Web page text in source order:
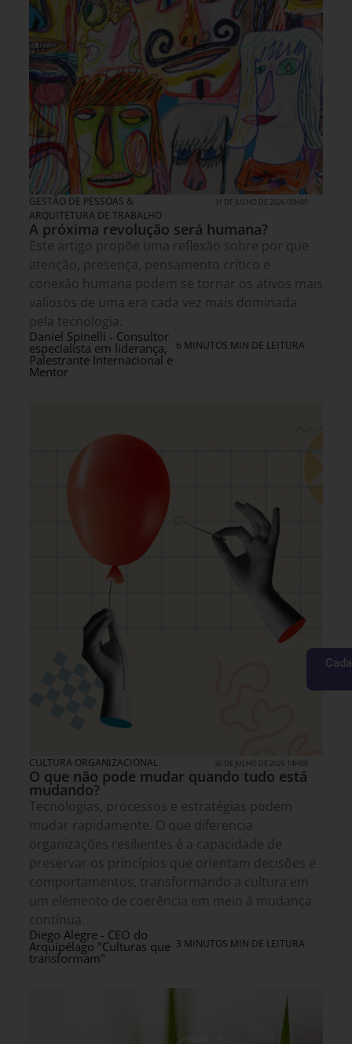
GESTÃO DE PESSOAS &
ARQUITETURA DE TRABALHO
31 DE JULHO DE 2026 08H00
A próxima revolução será humana?
Este artigo propõe uma reflexão sobre por que
atenção, presença, pensamento crítico e
conexão humana podem se tornar os ativos mais
valiosos de uma era cada vez mais dominada
pela tecnologia.
Daniel Spinelli - Consultor
especialista em liderança,
Palestrante Internacional e
Mentor
6 MINUTOS MIN DE LEITURA
CULTURA ORGANIZACIONAL 30 DE JULHO DE 2026 14H00
O que não pode mudar quando tudo está
mudando?
Tecnologias, processos e estratégias podem
mudar rapidamente. O que diferencia
organizações resilientes é a capacidade de
preservar os princípios que orientam decisões e
comportamentos, transformando a cultura em
um elemento de coerência em meio à mudança
contínua.
Diego Alegre - CEO do
Arquipélago "Culturas que
transformam"
3 MINUTOS MIN DE LEITURA